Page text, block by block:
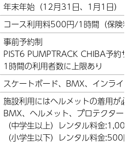
年末年始（12月31日、1月1日）
コース利用料500円/1時間（保険料
事前予約制
PIST6 PUMPTRACK CHIBA予約サ
1時間の利用者数に上限あり
スケートボード、BMX、インライ
施設利用にはヘルメットの着用が必
BMX、ヘルメット、プロテクター
（中学生以上）レンタル料金
（小学生以下）レンタル料金:500